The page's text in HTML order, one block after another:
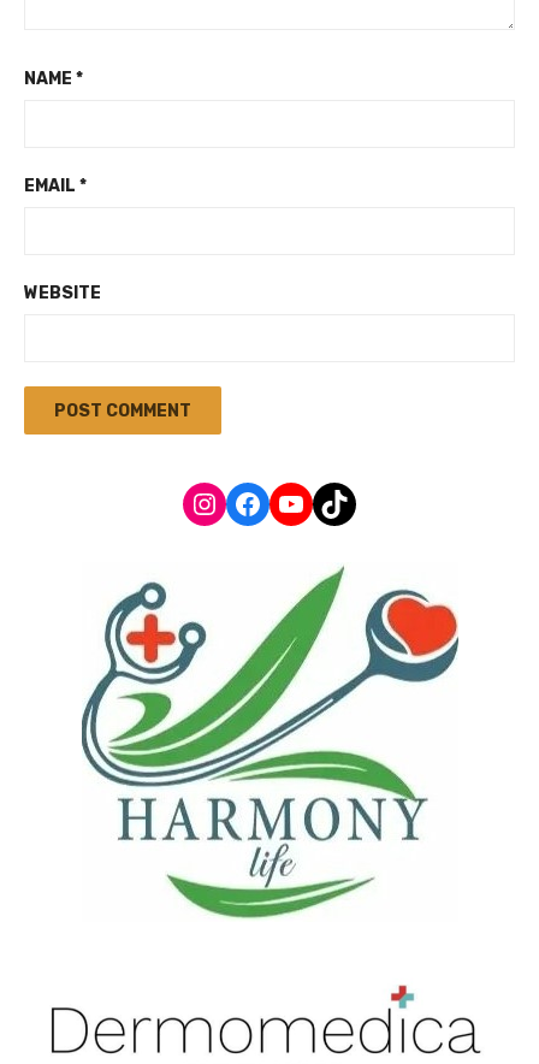
NAME *
EMAIL *
WEBSITE
Instagram
Facebook
YouTube
TikTok